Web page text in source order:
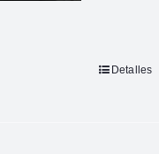
Detalles